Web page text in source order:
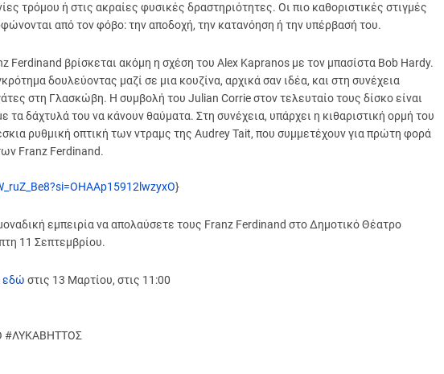
τρόμου ή στις ακραίες φυσικές δραστηριότητες. Οι πιο καθοριστικές στιγμές
από τον φόβο: την αποδοχή, την κατανόηση ή την υπέρβασή του.
Ferdinand βρίσκεται ακόμη η σχέση του Alex Kapranos με τον μπασίστα Bob Hardy.
δουλεύοντας μαζί σε μια κουζίνα, αρχικά σαν ιδέα, και στη συνέχεια
στη Γλασκώβη. Η συμβολή του Julian Corrie στον τελευταίο τους δίσκο είναι
τα δάχτυλά του να κάνουν θαύματα. Στη συνέχεια, υπάρχει η κιθαριστική ορμή του
ρυθμική οπτική των ντραμς της Audrey Tait, που συμμετέχουν για πρώτη φορά
Franz Ferdinand.
}
εμπειρία να απολαύσετε τους Franz Ferdinand στο Δημοτικό Θέατρο
11 Σεπτεμβρίου.
εδώ στις 13 Μαρτίου, στις 11:00
#ΛΥΚΑΒΗΤΤΟΣ